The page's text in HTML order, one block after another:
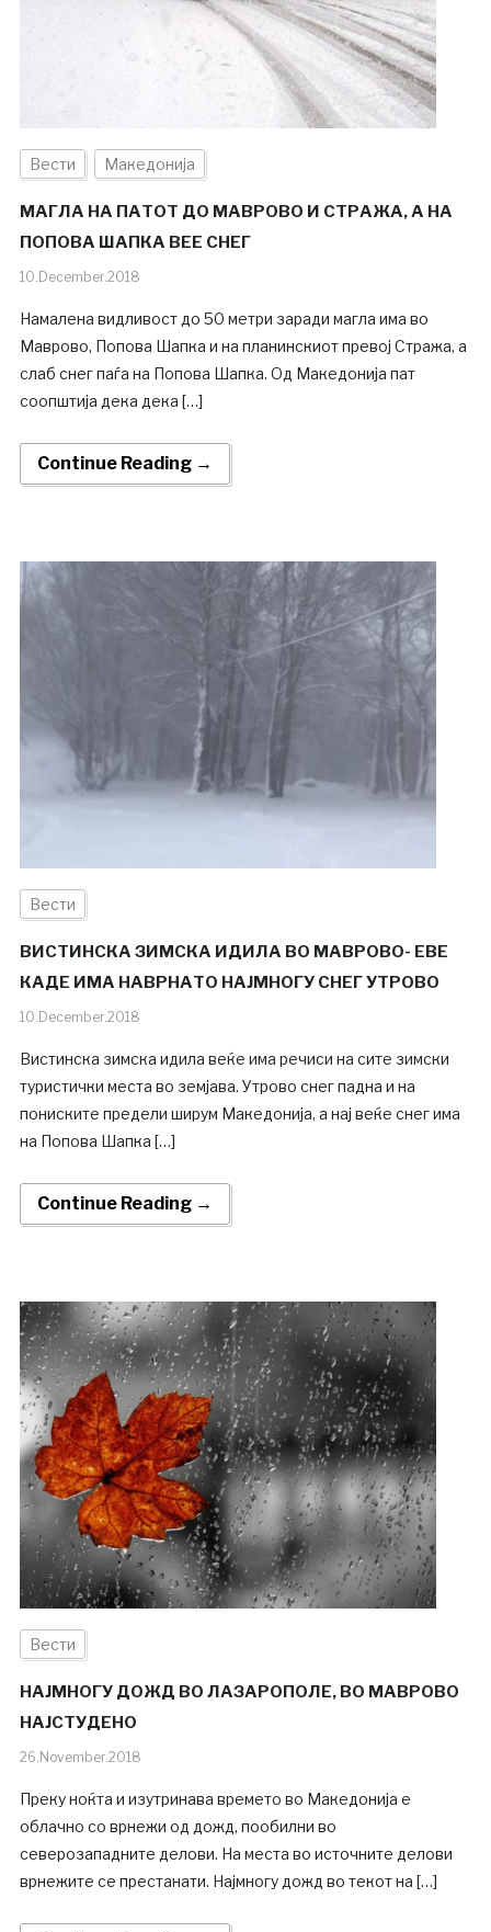
Вести Македонија
МАГЛА НА ПАТОТ ДО МАВРОВО И СТРАЖА, А НА
ПОПОВА ШАПКА ВЕЕ СНЕГ
10.December.2018
Намалена видливост до 50 метри заради магла има во
Маврово, Попова Шапка и на планинскиот превој Стража, а
слаб снег паѓа на Попова Шапка. Од Македонија пат
соопштија дека дека […]
Continue Reading →
Вести
ВИСТИНСКА ЗИМСКА ИДИЛА ВО МАВРОВО- ЕВЕ
КАДЕ ИМА НАВРНАТО НАЈМНОГУ СНЕГ УТРОВО
10.December.2018
Вистинска зимска идила веќе има речиси на сите зимски
туристички места во земјава. Утрово снег падна и на
пониските предели ширум Македонија, а нај веќе снег има
на Попова Шапка […]
Continue Reading →
Вести
НАЈМНОГУ ДОЖД ВО ЛАЗАРОПОЛЕ, ВО МАВРОВО
НАЈСТУДЕНО
26.November.2018
Преку ноќта и изутринава времето во Македонија е
облачно со врнежи од дожд, пообилни во
северозападните делови. На места во источните делови
врнежите се престанати. Најмногу дожд во текот на […]